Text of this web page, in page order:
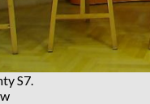
S7.